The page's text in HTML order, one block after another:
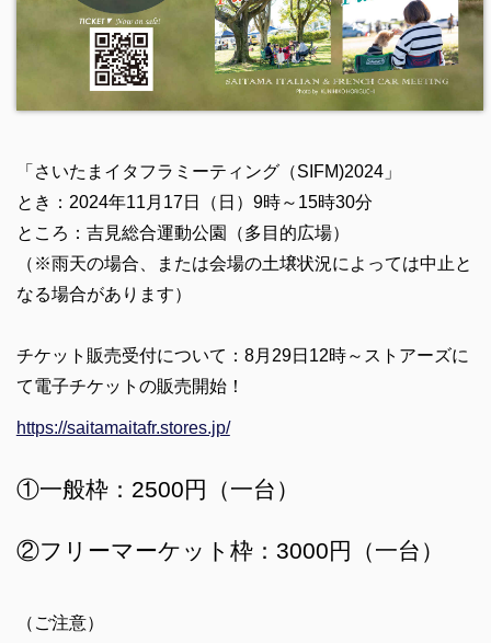
「さいたまイタフラミーティング（SIFM)2024」
とき：2024年11月17日（日）9時～15時30分
ところ：吉見総合運動公園（多目的広場）
（※雨天の場合、または会場の土壌状況によっては中止と
なる場合があります）
チケット販売受付について：8月29日12時～ ストアーズに
て電子チケットの販売開始！
https://saitamaitafr.stores.jp/
①一般枠：2500円（一台）
②フリーマーケット枠：3000円（一台）
（ご注意）